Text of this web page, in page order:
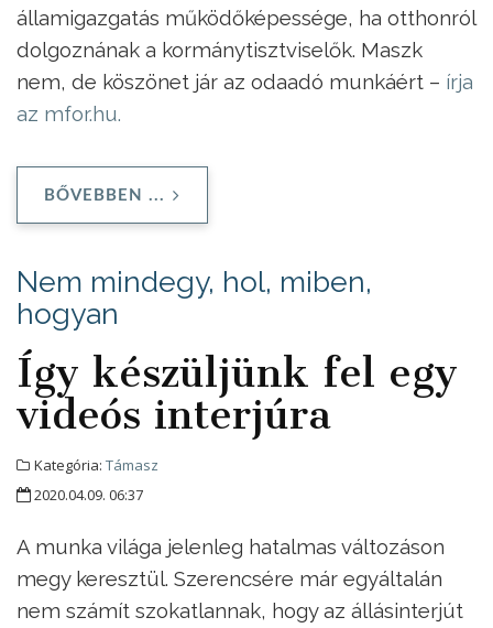
államigazgatás működőképessége, ha otthonról
dolgoznának a kormánytisztviselők. Maszk
nem, de köszönet jár az odaadó munkáért – írja
az mfor.hu.
BŐVEBBEN ...
Nem mindegy, hol, miben,
hogyan
Így készüljünk fel egy
videós interjúra
Kategória: Támasz
2020.04.09. 06:37
A munka világa jelenleg hatalmas változáson
megy keresztül. Szerencsére már egyáltalán
nem számít szokatlannak, hogy az állásinterjút